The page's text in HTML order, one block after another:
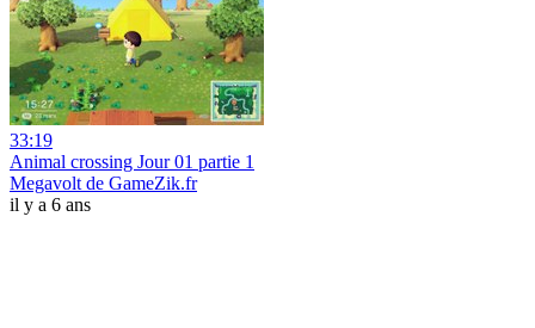
33:19
Animal crossing Jour 01 partie 1
Megavolt de GameZik.fr
il y a 6 ans